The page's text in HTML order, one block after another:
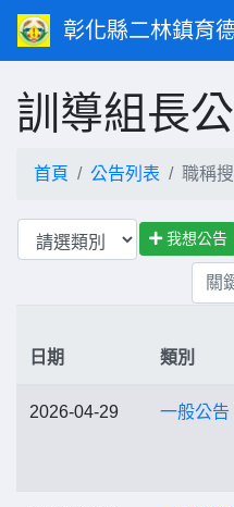
彰化縣二林鎮育
訓導組長
首頁 公告列表 職稱
我想公告
日期 類別
2026-04-29 一般公告